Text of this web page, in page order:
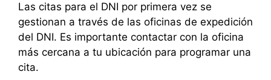
Las citas para el DNI por primera vez se
gestionan a través de las oficinas de expedición
del DNI. Es importante contactar con la oficina
más cercana a tu ubicación para programar una
cita.